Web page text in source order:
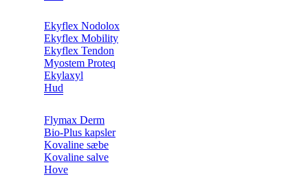
Ekyflex Nodolox
Ekyflex Mobility
Ekyflex Tendon
Myostem Proteq
Ekylaxyl
Hud
Flymax Derm
Bio-Plus kapsler
Kovaline sæbe
Kovaline salve
Hove